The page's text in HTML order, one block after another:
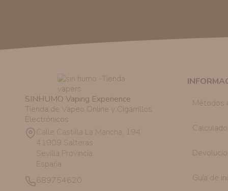
SINHUMO Vaping Experience
Tienda de Vapeo Online y Cigarrillos
Electrónicos.
Calle Castilla La Mancha, 194
41909 Salteras
Sevilla Provincia
España
689754620
Métodos
Guía de